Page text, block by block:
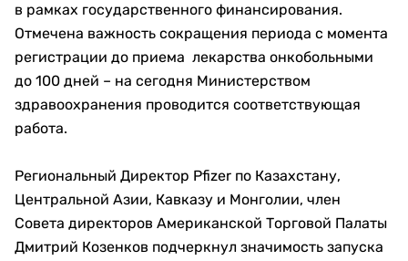
в рамках государственного финансирования.
Отмечена важность сокращения периода с момента
регистрации до приема лекарства онкобольными
до 100 дней – на сегодня Министерством
здравоохранения проводится соответствующая
работа.
Региональный Директор Pfizer по Казахстану,
Центральной Азии, Кавказу и Монголии, член
Совета директоров Американской Торговой Палаты
Дмитрий Козенков подчеркнул значимость запуска